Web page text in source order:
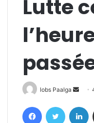
Lutte
lobs Paalga
FacebookTwitter